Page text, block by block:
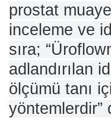
prostat
inceleme ve
sıra;
adlandırılan
ölçümü tanı
yöntemlerdir”